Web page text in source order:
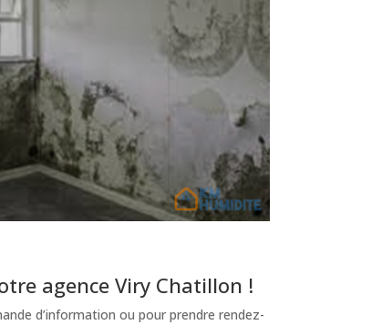
agence Viry Chatillon !
d’information ou pour prendre rendez-